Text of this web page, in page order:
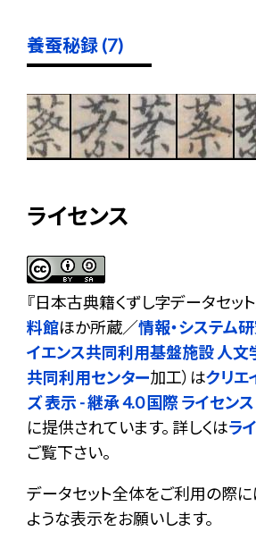
養蚕秘録 (7)
ライセンス
『日本古典籍くずし字データセット
料館ほか所蔵／情報・システム
イエンス共同利用基盤施設 人文
共同利用センター加工）はクリエ
ズ 表示 - 継承 4.0 国際 ライセンス
に提供されています。 詳しくはラ
ご覧下さい。
データセット全体をご利用の際
ような表示をお願いします。